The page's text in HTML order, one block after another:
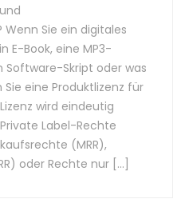
Sie ein digitales
E-Book, eine MP3-
Software-Skript oder was
eine Produktlizenz für
wird eindeutig
Label-Rechte
(MRR),
oder Rechte nur […]